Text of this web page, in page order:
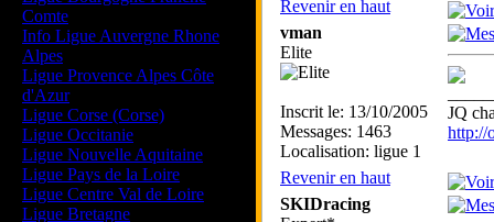
Comte
Info Ligue Auvergne Rhone
Alpes
Ligue Provence Alpes Côte
d'Azur
Ligue Corse (Corse)
Ligue Occitanie
Ligue Nouvelle Aquitaine
Ligue Pays de la Loire
Ligue Centre Val de Loire
Ligue Bretagne
Revenir en haut
vman
Elite
Inscrit le: 13/10/2005
Messages: 1463
Localisation: ligue 1
JQ
http://
Revenir en haut
SKIDracing